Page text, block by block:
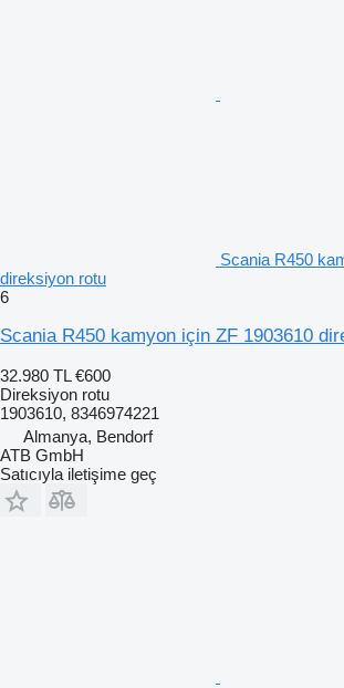
Scania R450
direksiyon rotu
6
Scania R450 kamyon için ZF 1903610
32.980 TL €600
Direksiyon rotu
1903610, 8346974221
Almanya, Bendorf
ATB GmbH
Satıcıyla iletişime geç